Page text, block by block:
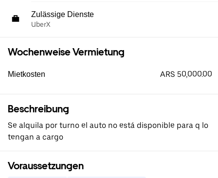
Zulässige Dienste
UberX
Wochenweise Vermietung
Mietkosten ARS 50,000.00
Beschreibung
Se alquila por turno el auto no está disponible para q lo
tengan a cargo
Voraussetzungen